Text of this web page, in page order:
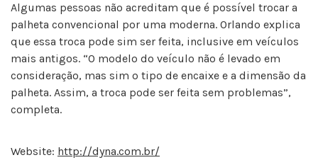
Algumas pessoas não acreditam que é possível trocar a
palheta convencional por uma moderna. Orlando explica
que essa troca pode sim ser feita, inclusive em veículos
mais antigos. “O modelo do veículo não é levado em
consideração, mas sim o tipo de encaixe e a dimensão da
palheta. Assim, a troca pode ser feita sem problemas”,
completa.
Website: http://dyna.com.br/